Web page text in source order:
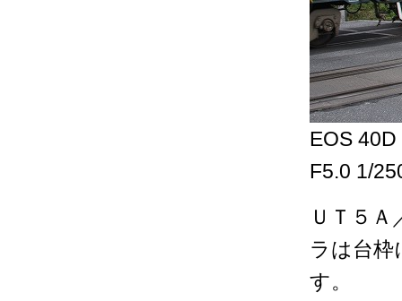
EOS
F5.0 1/
ＵＴ５
ラは台枠
す。